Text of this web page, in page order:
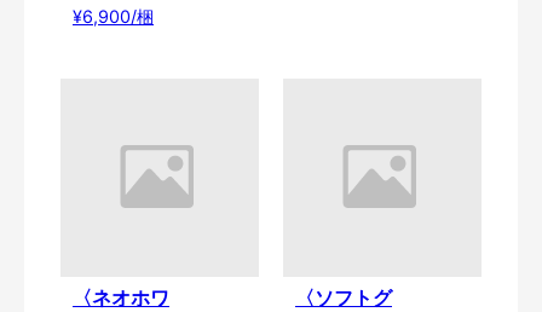
¥6,900/梱
〈ネオホワ
〈ソフトグ